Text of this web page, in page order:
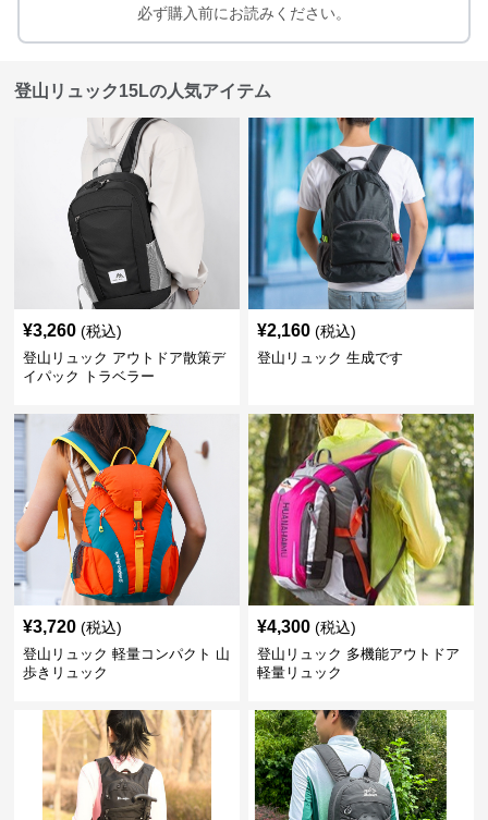
必ず購入前にお読みください。
登山リュック15Lの人気アイテム
¥3,260 (税込)
登山リュック アウトドア散策デ
イパック トラベラー
¥2,160 (税込)
登山リュック 生成です
¥3,720 (税込)
登山リュック 軽量コンパクト 山
歩きリュック
¥4,300 (税込)
登山リュック 多機能アウトドア
軽量リュック